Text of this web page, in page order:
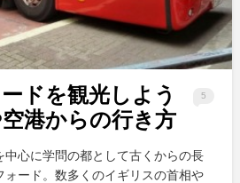
5
ドを観光しよう
港からの行き方
中心に学問の都として古くからの長
ォード。数多くのイギリスの首相や